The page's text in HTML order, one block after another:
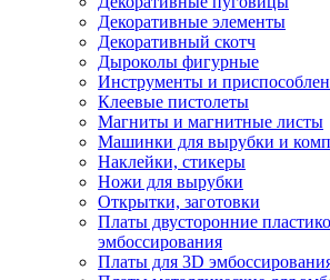
Декоративные элементы
Декоративный скотч
Дыроколы фигурные
Инструменты и
Клеевые пистолеты
Магниты и магнитные листы
Машинки для вырубки и
Наклейки, стикеры
Ножи для вырубки
Открытки, заготовки
Платы двусторонние
эмбоссирования
Платы для 3D